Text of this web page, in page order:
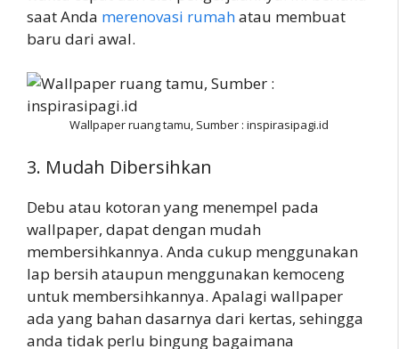
saat Anda merenovasi rumahatau membuat
baru dari awal.
Wallpaper ruang tamu, Sumber : inspirasipagi.id
3. Mudah Dibersihkan
Debu atau kotoran yang menempel pada
wallpaper, dapat dengan mudah
membersihkannya. Anda cukup menggunakan
lap bersih ataupun menggunakan kemoceng
untuk membersihkannya. Apalagi wallpaper
ada yang bahan dasarnya dari kertas, sehingga
anda tidak perlu bingung bagaimana